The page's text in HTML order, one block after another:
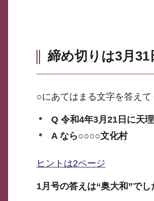
締め切りは3月31
○にあてはまる文字を答えて
Q 令和4年3月21日に天
A なら○○○○文化村
ヒントは2ページ
1月号の答えは“奥大和”でし